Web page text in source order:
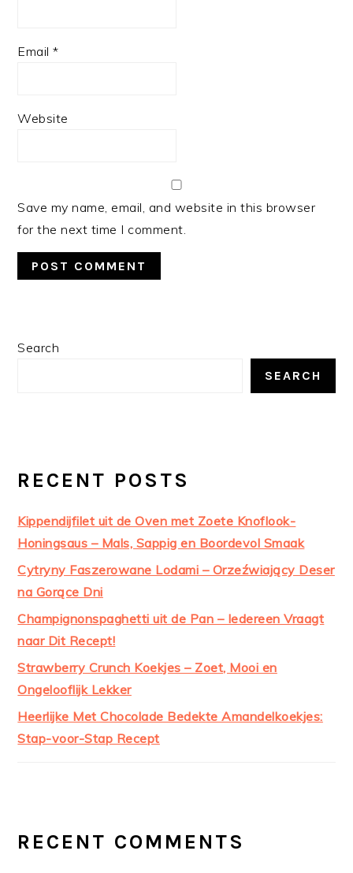
Email*
Website
Save my name, email, and website in this browser
for the next time I comment.
PRIMARY
Search
SEARCH
RECENT POSTS
Kippendijfilet uit de Oven met Zoete Knoflook-
Honingsaus – Mals, Sappig en Boordevol Smaak
Cytryny Faszerowane Lodami – Orzeźwiający Deser
na Gorące Dni
Champignonspaghetti uit de Pan – Iedereen Vraagt
naar Dit Recept!
Strawberry Crunch Koekjes – Zoet, Mooi en
Ongelooflijk Lekker
Heerlijke Met Chocolade Bedekte Amandelkoekjes:
Stap-voor-Stap Recept
RECENT COMMENTS